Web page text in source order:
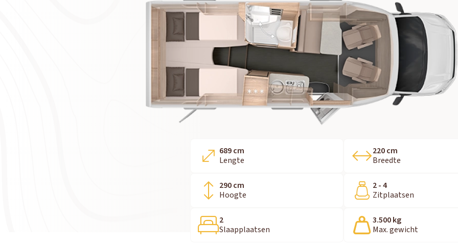
689 cm
Lengte
220 cm
Breedte
290 cm
Hoogte
2 - 4
Zitplaatsen
2
Slaapplaatsen
3.500 kg
Max. gewicht